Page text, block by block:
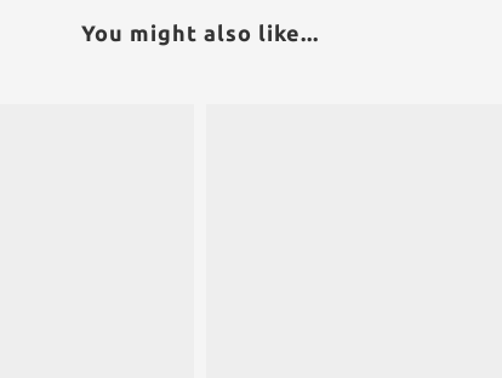
You might also like...